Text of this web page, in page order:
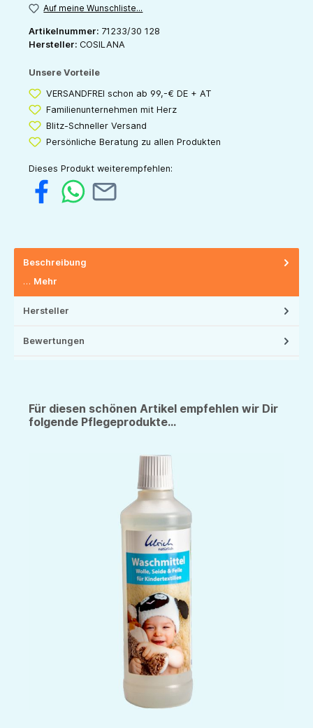
Auf meine Wunschliste...
Artikelnummer: 71233/30 128
Hersteller: COSILANA
Unsere Vorteile
VERSANDFREI schon ab 99,-€ DE + AT
Familienunternehmen mit Herz
Blitz-Schneller Versand
Persönliche Beratung zu allen Produkten
Dieses Produkt weiterempfehlen:
Beschreibung
… Mehr
Hersteller
Bewertungen
Für diesen schönen Artikel empfehlen wir Dir
folgende Pflegeprodukte...